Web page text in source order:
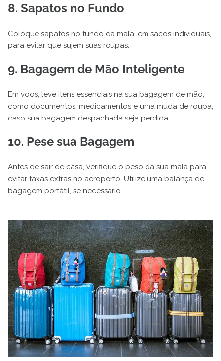
8. Sapatos no Fundo
Coloque sapatos no fundo da mala, em sacos individuais,
para evitar que sujem suas roupas.
9. Bagagem de Mão Inteligente
Em voos, leve itens essenciais na sua bagagem de mão,
como documentos, medicamentos e uma muda de roupa,
caso sua bagagem despachada seja perdida.
10. Pese sua Bagagem
Antes de sair de casa, verifique o peso da sua mala para
evitar taxas extras no aeroporto. Utilize uma balança de
bagagem portátil, se necessário.